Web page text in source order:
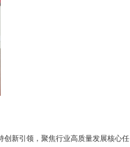
新引领，聚焦行业高质量发展核心任